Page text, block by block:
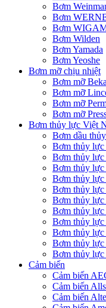
Bơm
Bơm
Bơm
Bơm Wilden
Bơm Yamada
Bơm Yeoshe
Bơm mỡ chịu nhiệt
Bơm mỡ Beka
Bơm mỡ
Bơm mỡ
Bơm mỡ
Bơm thủy lực Việt
Bơm dầu
Bơm thủy lực
Bơm thủy
Bơm thủy lực
Bơm thủy lực
Bơm thủy
Bơm thủy lực
Bơm thủy
Bơm thủy lực
Bơm thủy
Bơm thủy lực
Bơm thủy
Cảm biến
Cảm biến
Cảm biến
Cảm biến